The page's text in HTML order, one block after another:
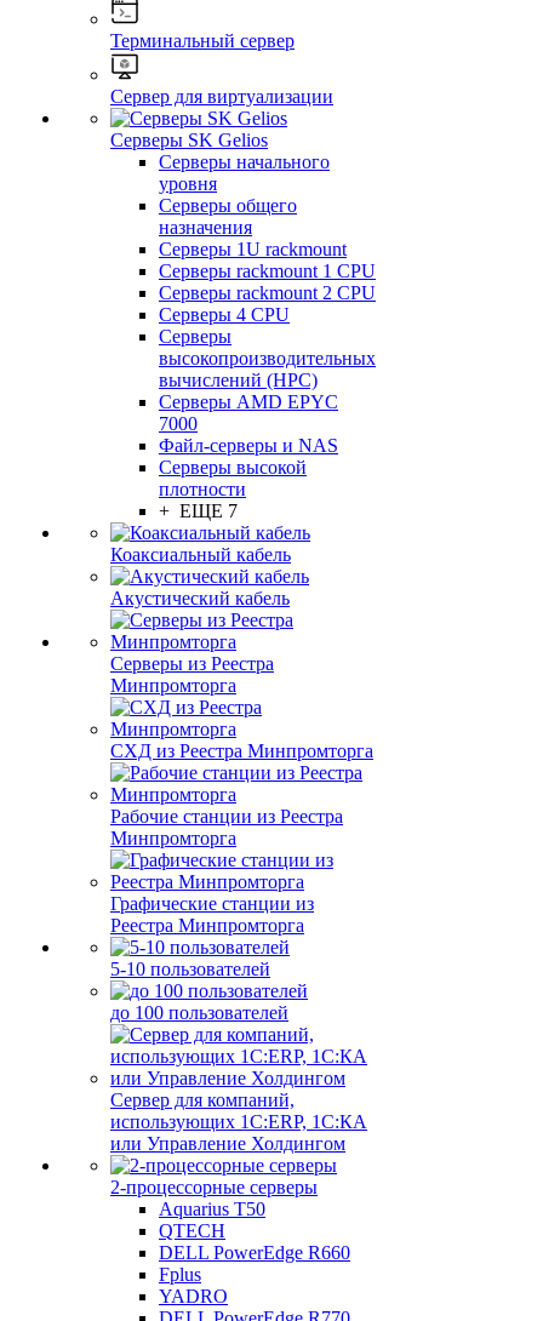
Терминальный сервер
Сервер для виртуализации
Серверы SK Gelios
Серверы начального
уровня
Серверы общего
назначения
Серверы 1U rackmount
Серверы rackmount 1 CPU
Серверы rackmount 2 CPU
Серверы 4 CPU
Серверы
высокопроизводительных
вычислений (HPC)
Серверы AMD EPYC
7000
Файл-серверы и NAS
Серверы высокой
плотности
+ ЕЩЕ 7
Коаксиальный кабель
Акустический кабель
Серверы из Реестра
Минпромторга
СХД из Реестра Минпромторга
Рабочие станции из Реестра
Минпромторга
Графические станции из
Реестра Минпромторга
5-10 пользователей
до 100 пользователей
Сервер для компаний,
использующих 1C:ERP, 1С:КА
или Управление Холдингом
2-процессорные серверы
Aquarius T50
QTECH
DELL PowerEdge R660
Fplus
YADRO